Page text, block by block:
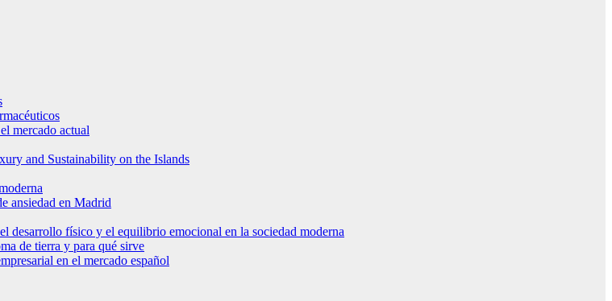
mercado actual
and Sustainability on the Islands
ansiedad en Madrid
desarrollo físico y el equilibrio emocional en la sociedad moderna
de tierra y para qué sirve
en el mercado español